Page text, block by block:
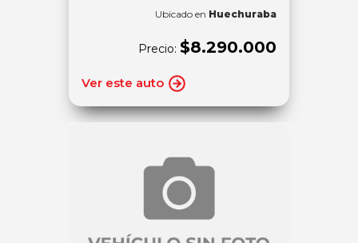
Ubicado en Huechuraba
Precio: $8.290.000
Ver este auto